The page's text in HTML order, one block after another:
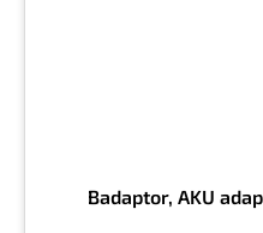
Badaptor, AKU